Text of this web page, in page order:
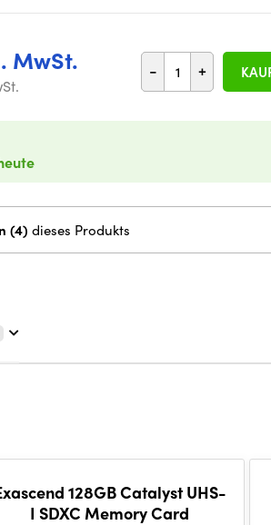
MwSt. - +
Andere Varianten (4) dieses Produkts
128GB Catalyst UHS-
I SDXC Memory Card